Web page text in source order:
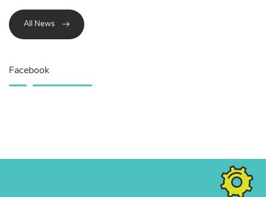
All News
Facebook